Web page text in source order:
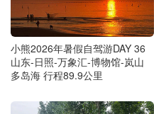
小熊2026年暑假自驾游DAY 36
山东-日照-万象汇-博物馆-岚山
多岛海 行程89.9公里